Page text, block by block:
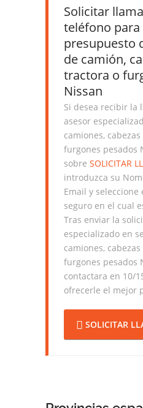
Solicitar
teléfono para
presupuesto
de camión,
tractora o
Nissan
Si desea recibir la
asesor
camiones,
furgones pesados
sobre SOLICITAR
introduzca su
Email y seleccione
seguro en el cual
Tras enviar la
especializado en
camiones,
furgones pesados
contactara en 10/
ofrecerle el mejor
SOLICITAR